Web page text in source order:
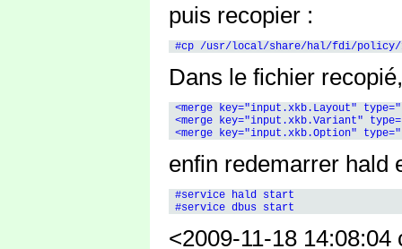
puis recopier :
Dans le fichier
<merge key="input.xkb.Layout"
<merge key="input.xkb.Variant"
enfin redemarrer hald
#service hald start
<2009-11-18